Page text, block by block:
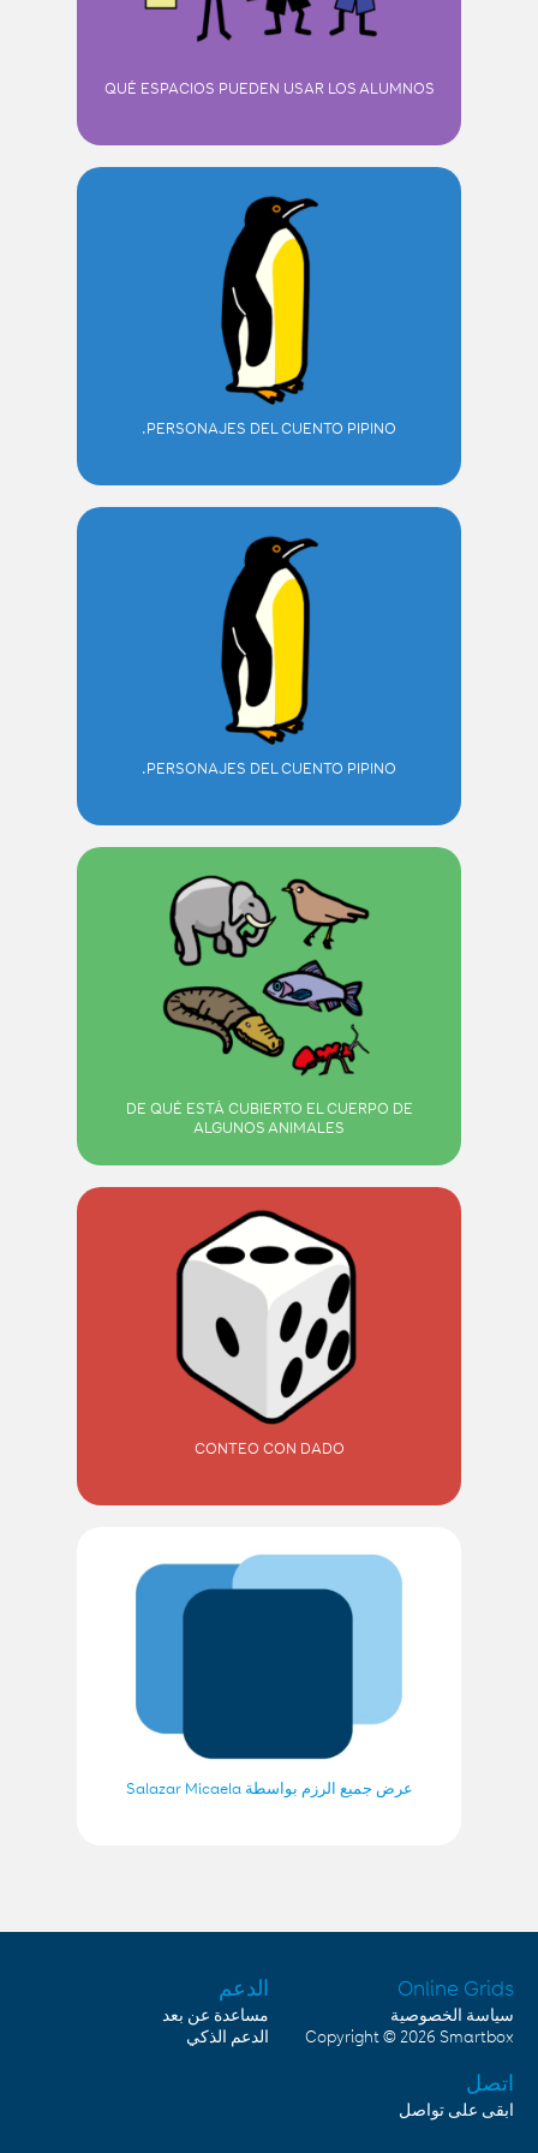
QUÉ ESPACIOS PUEDEN USAR LOS ALUMNOS
PERSONAJES DEL CUENTO PIPINO.
PERSONAJES DEL CUENTO PIPINO.
DE QUÉ ESTÁ CUBIERTO EL CUERPO DE
ALGUNOS ANIMALES
CONTEO CON DADO
عرض جميع الرزم بواسطة Salazar Micaela
Online Grids
سياسة الخصوصية
Copyright © 2026 Smartbox
الدعم
مساعدة عن بعد
الدعم الذكي
اتصل
ابقى على تواصل